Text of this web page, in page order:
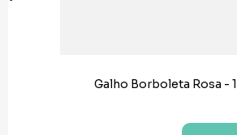
Galho Borboleta Rosa -